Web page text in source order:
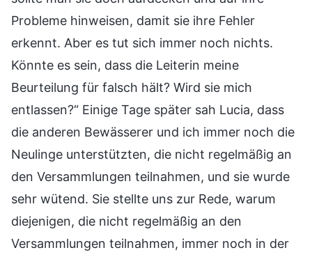
Probleme hinweisen, damit sie ihre Fehler
erkennt. Aber es tut sich immer noch nichts.
Könnte es sein, dass die Leiterin meine
Beurteilung für falsch hält? Wird sie mich
entlassen?“ Einige Tage später sah Lucia, dass
die anderen Bewässerer und ich immer noch die
Neulinge unterstützten, die nicht regelmäßig an
den Versammlungen teilnahmen, und sie wurde
sehr wütend. Sie stellte uns zur Rede, warum
diejenigen, die nicht regelmäßig an den
Versammlungen teilnahmen, immer noch in der